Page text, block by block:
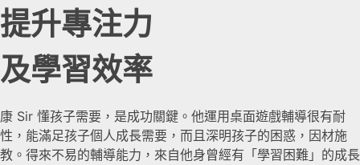
提升專注力
及學習效率
康 Sir 懂孩子需要，是成功關鍵。他運用桌面遊戲輔導很有耐
性，能滿足孩子個人成長需要，而且深明孩子的困惑，因材施
教。得來不易的輔導能力，來自他身曾經有「學習困難」的成長